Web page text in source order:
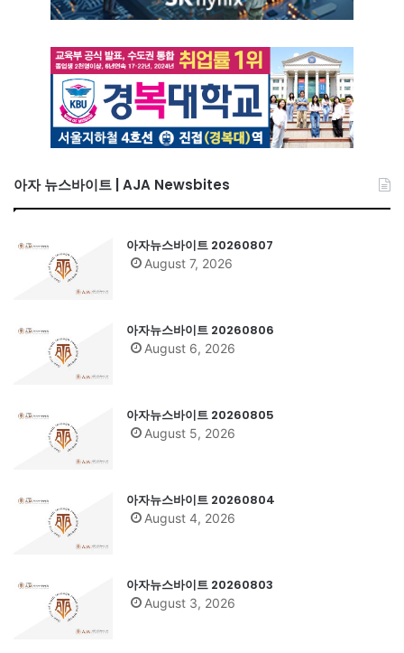
아자 뉴스바이트 | AJA Newsbites
아자뉴스바이트 20260807
August 7, 2026
아자뉴스바이트 20260806
August 6, 2026
아자뉴스바이트 20260805
August 5, 2026
아자뉴스바이트 20260804
August 4, 2026
아자뉴스바이트 20260803
August 3, 2026